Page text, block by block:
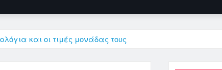
και οι τιμές μονάδας τους